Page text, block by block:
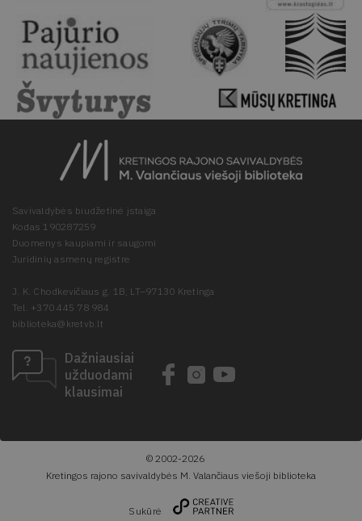
Savivaldybės biudžetinė įstaiga
Kodas 190287259
Duomenys kaupiami ir saugomi
Juridinių asmenų registre
J. K. Chodkevičiaus g. 1B, LT–97130 Kretinga
Tel. +370 445 78 984
biblioteka@kretvb.lt
Dažniausiai
užduodami
klausimai
© 2002-2026
Kretingos rajono savivaldybės M. Valančiaus viešoji biblioteka
Sukūrė